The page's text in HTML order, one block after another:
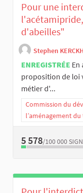
Pour une
d'abeilles"
Stephen
ENREGISTRÉE En
proposition de loi
métier d'...
Commission du
l’aménagement
5 578/100 000